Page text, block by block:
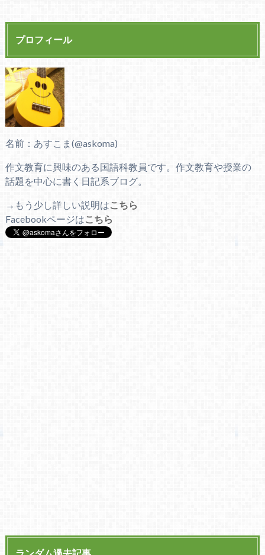
プロフィール
名前：あすこま(@askoma)
作文教育に興味のある国語科教員です。作文教育や授業の
話題を中心に書く日記系ブログ。
→もう少し詳しい説明はこちら
Facebookページはこちら